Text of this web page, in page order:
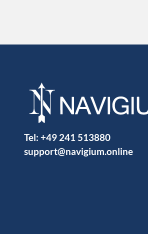
Tel: +49 241 513880
support@navigium.online